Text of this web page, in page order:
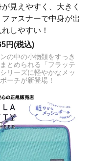
見えやすく、大きく
ファスナーで中身が出
れしやすい！
円(税込)
の中の小物類をすっき
とめられる「フラッテ
リーズに軽やかなメッ
ーチが新登場！